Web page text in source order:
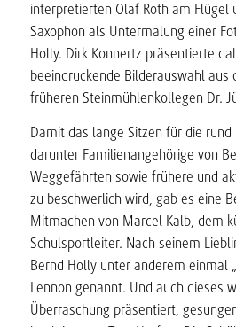
interpretierten Olaf Roth am Flügel
Saxophon als Untermalung einer
Holly. Dirk Konnertz präsentierte
beeindruckende Bilderauswahl aus
früheren Steinmühlenkollegen Dr.
Damit das lange Sitzen für die
darunter Familienangehörige von
Weggefährten sowie frühere und
zu beschwerlich wird, gab es eine
Mitmachen von Marcel Kalb, dem
Schulsportleiter. Nach seinem
Bernd Holly unter anderem einmal
Lennon genannt. Und auch dieses
Überraschung präsentiert,